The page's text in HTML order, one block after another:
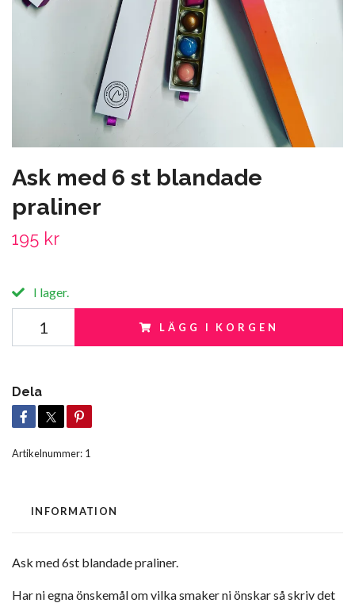
Ask med 6 st blandade
praliner
195 kr
I lager.
LÄGG I KORGEN
Dela
Artikelnummer: 1
INFORMATION
Ask med 6st blandade praliner.
Har ni egna önskemål om vilka smaker ni önskar så skriv det